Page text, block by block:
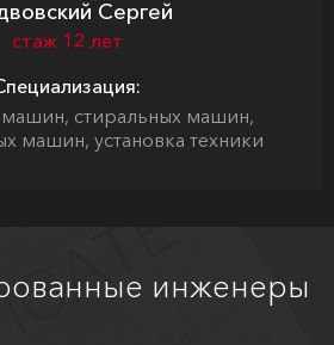
Сергей
стаж 12 лет
стиральных машин,
машин, установка техники
инженеры